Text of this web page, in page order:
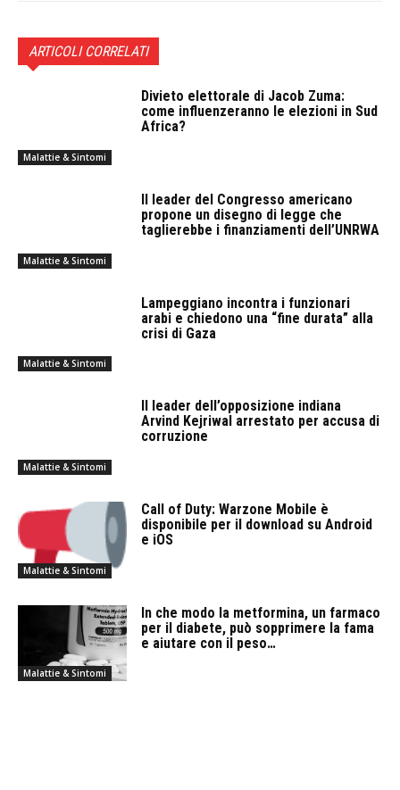
ARTICOLI CORRELATI
Malattie & Sintomi
Divieto elettorale di Jacob Zuma:
come influenzeranno le elezioni in Sud
Africa?
Malattie & Sintomi
Il leader del Congresso americano
propone un disegno di legge che
taglierebbe i finanziamenti dell’UNRWA
Malattie & Sintomi
Lampeggiano incontra i funzionari
arabi e chiedono una “fine durata” alla
crisi di Gaza
Malattie & Sintomi
Il leader dell’opposizione indiana
Arvind Kejriwal arrestato per accusa di
corruzione
Malattie & Sintomi
Call of Duty: Warzone Mobile è
disponibile per il download su Android
e iOS
Malattie & Sintomi
In che modo la metformina, un farmaco
per il diabete, può sopprimere la fama
e aiutare con il peso…